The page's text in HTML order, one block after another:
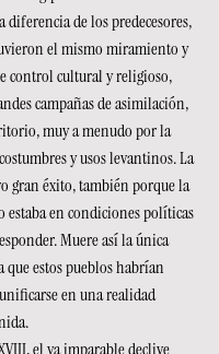
diferencia de los predecesores,
el mismo miramiento y
control cultural y religioso,
campañas de asimilación,
muy a menudo por la
y usos levantinos. La
gran éxito, también porque la
estaba en condiciones políticas
Muere así la única
que estos pueblos habrían
en una realidad
el ya imparable declive